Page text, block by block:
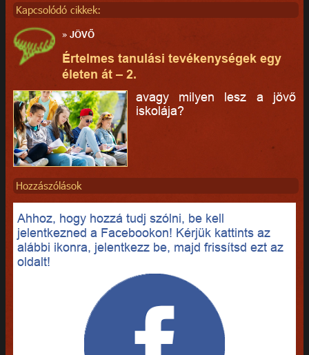
Kapcsolódó cikkek:
»JÖVŐ
Értelmes tanulási tevékenységek egy
életen át – 2.
avagy milyen lesz a jövő
iskolája?
Hozzászólások
Ahhoz, hogy hozzá tudj szólni, be kell
jelentkezned a Facebookon! Kérjük kattints az
alábbi ikonra, jelentkezz be, majd frissítsd ezt az
oldalt!